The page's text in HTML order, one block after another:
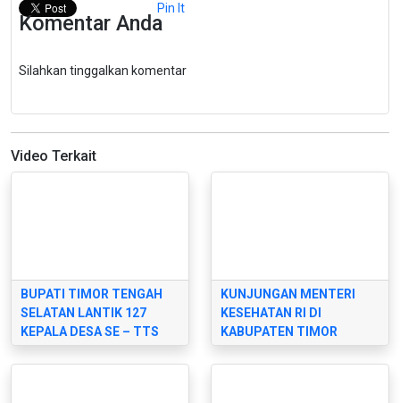
Pin It
Komentar Anda
Silahkan tinggalkan komentar
Video Terkait
BUPATI TIMOR TENGAH
SELATAN LANTIK 127
KEPALA DESA SE – TTS
KUNJUNGAN MENTERI
KESEHATAN RI DI
KABUPATEN TIMOR